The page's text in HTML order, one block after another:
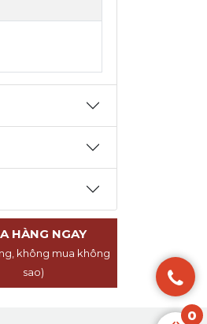
HÀNG NGAY
không mua không
sao)
0